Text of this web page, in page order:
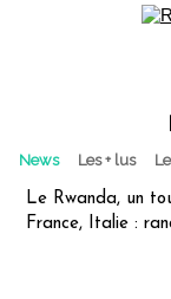
News Les + lus
Le Rwanda, un
France, Italie :